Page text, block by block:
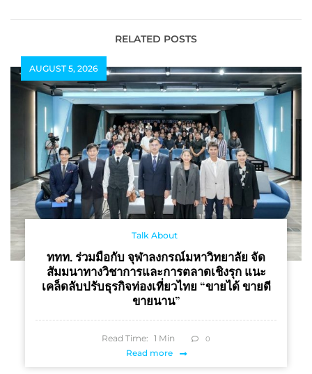
รอบ 30 ปี ผู้นำด้านโมดูล
แชสซีและโลจิสติกส์ระดับ
โลก ในประเทศไทย: เตรียม
เปิดตัว Axle modules
MINI Countryman ใน
เดือนตุลาคม
2024” อิ่มเอมมื้อพิเศษจาก
เชฟดัง พบกับเมนูดังทั่วไทย
RELATED POSTS
AUGUST 5, 2026
Talk About
ททท. ร่วมมือกับ จุฬาลงกรณ์มหาวิทยาลัย จัด
สัมมนาทางวิชาการและการตลาดเชิงรุก แนะ
เคล็ดลับปรับธุรกิจท่องเที่ยวไทย “ขายได้ ขายดี
ขายนาน”
Read Time: 1 Min 0
Read more